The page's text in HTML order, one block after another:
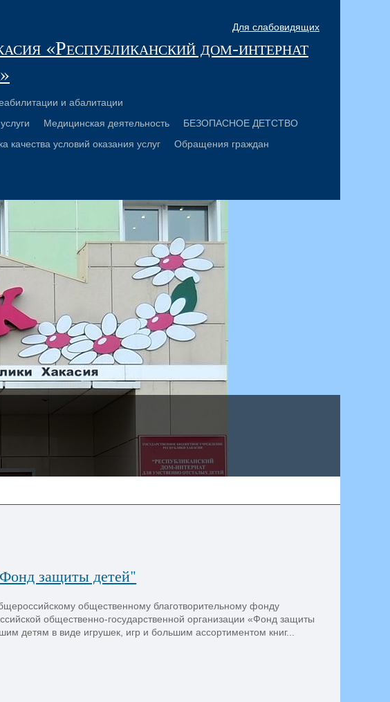
Для слабовидящих
«Республиканский дом-интернат
и абалитации
Медицинская деятельность
БЕЗОПАСНОЕ ДЕТСТВО
качества условий оказания услуг
Обращения граждан
защиты детей"
общественному благотворительному фонду
общественно-государственной организации «Фонд защиты
детям в виде игрушек, игр и большим ассортиментом книг...